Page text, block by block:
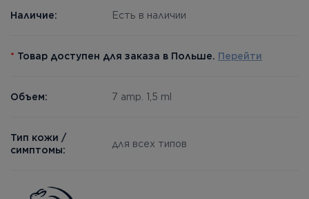
Наличие: Есть в наличии
* Товар доступен для заказа в Польше. Перейти
Объем: 7 amp. 1,5 ml
Тип кожи /
симптомы:
для всех типов